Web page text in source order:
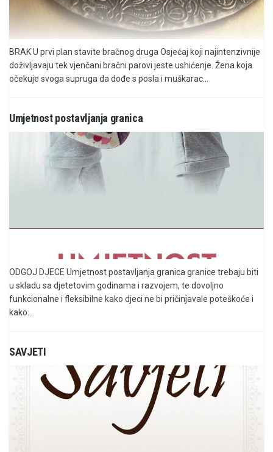
BRAK U prvi plan stavite bračnog druga Osjećaj koji najintenzivnije
doživljavaju tek vjenčani bračni parovi jeste ushićenje. Žena koja
očekuje svoga supruga da dođe s posla i muškarac...
Umjetnost postavljanja granica
ODGOJ DJECE Umjetnost postavljanja granica granice trebaju biti
u skladu sa djetetovim godinama i razvojem, te dovoljno
funkcionalne i fleksibilne kako djeci ne bi pričinjavale poteškoće i
kako...
SAVJETI